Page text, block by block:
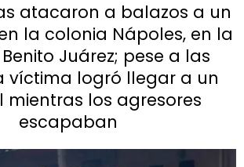
atacaron a balazos a un
la colonia Nápoles, en la
Juárez; pese a las
víctima logró llegar a un
mientras los agresores
escapaban